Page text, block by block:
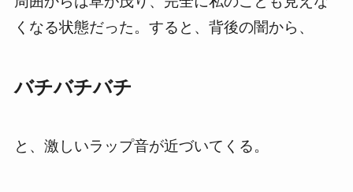
くなる状態だった。すると、背後の闇から、
バチバチバチ
と、激しいラップ音が近づいてくる。